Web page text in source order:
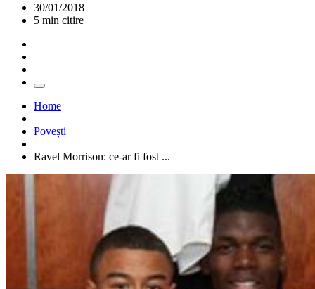
30/01/2018
5 min citire
Home
Povești
Ravel Morrison: ce-ar fi fost ...